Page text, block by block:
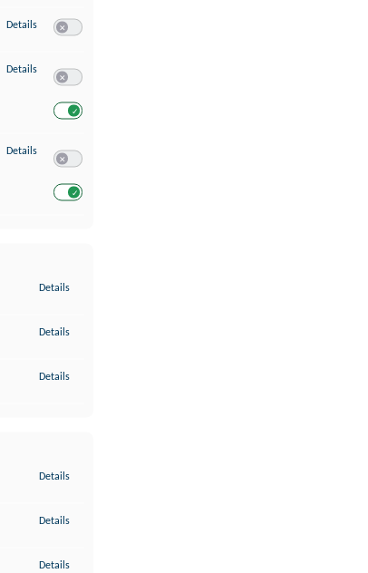
Details zu Messung der Performance von Inhalten
Details zu Analyse von Zielgruppen durch Statistiken oder Kombinationen von
Details zu Entwicklung und Verbesserung der Angebote
Details
Details
Details
Details
Details
Details